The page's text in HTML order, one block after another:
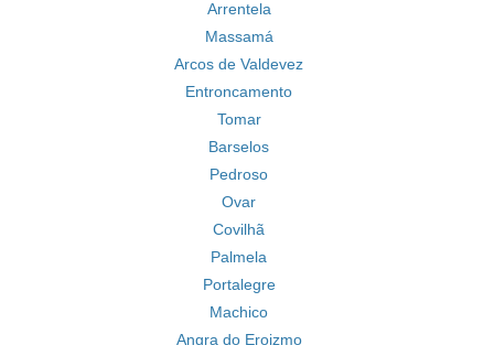
Arrentela
Massamá
Arcos de Valdevez
Entroncamento
Tomar
Barselos
Pedroso
Ovar
Covilhã
Palmela
Portalegre
Machico
Angra do Eroizmo